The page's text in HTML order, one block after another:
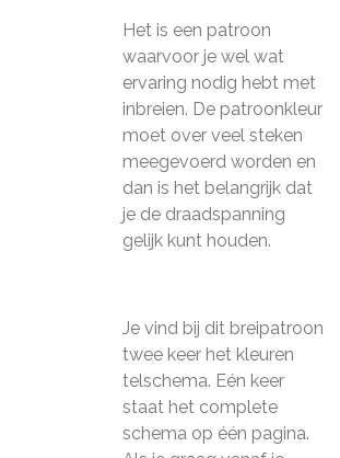
Het is een patroon
waarvoor je wel wat
ervaring nodig hebt met
inbreien. De patroonkleur
moet over veel steken
meegevoerd worden en
dan is het belangrijk dat
je de draadspanning
gelijk kunt houden.
Je vind bij dit breipatroon
twee keer het kleuren
telschema. Eén keer
staat het complete
schema op één pagina.